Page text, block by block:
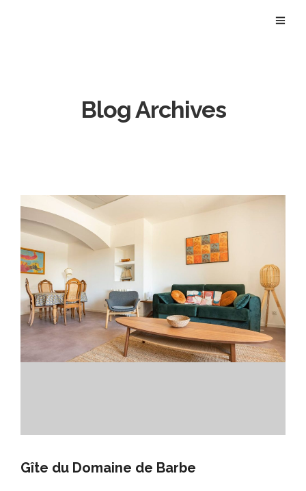
Blog Archives
Gîte du Domaine de Barbe